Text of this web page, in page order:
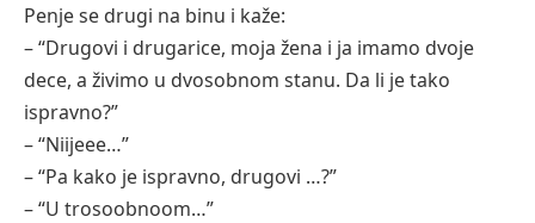
Penje se drugi na binu i kaže:
– “Drugovi i drugarice, moja žena i ja imamo dvoje
dece, a živimo u dvosobnom stanu. Da li je tako
ispravno?”
– “Niijeee…”
– “Pa kako je ispravno, drugovi …?”
– “U trosoobnoom…”